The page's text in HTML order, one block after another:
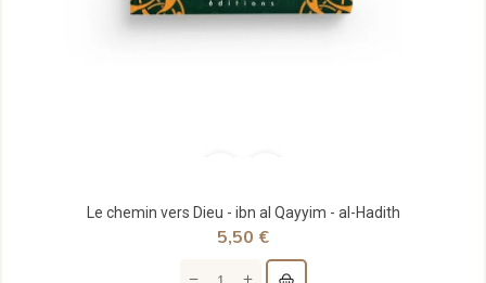
Le chemin vers Dieu - ibn al Qayyim - al-Hadith
5,50 €